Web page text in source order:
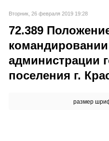
Вторник, 26 февраля 2019 19:28
72.389
администрации
поселения г.
размер